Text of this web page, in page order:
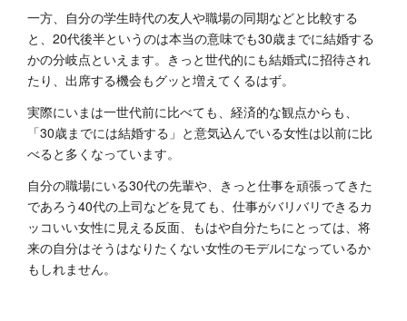
一方、自分の学生時代の友人や職場の同期などと比較する
と、20代後半というのは本当の意味でも30歳までに結婚する
かの分岐点といえます。きっと世代的にも結婚式に招待され
たり、出席する機会もグッと増えてくるはず。
実際にいまは一世代前に比べても、経済的な観点からも、
「30歳までには結婚する」と意気込んでいる女性は以前に比
べると多くなっています。
自分の職場にいる30代の先輩や、きっと仕事を頑張ってきた
であろう40代の上司などを見ても、仕事がバリバリできるカ
ッコいい女性に見える反面、もはや自分たちにとっては、将
来の自分はそうはなりたくない女性のモデルになっているか
もしれません。